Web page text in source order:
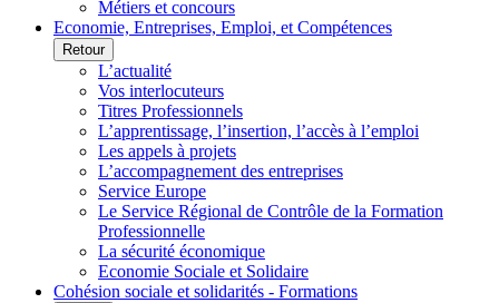
Métiers et concours
Economie, Entreprises, Emploi, et Compétences
Retour
L’actualité
Vos interlocuteurs
Titres Professionnels
L’apprentissage, l’insertion, l’accès à l’emploi
Les appels à projets
L’accompagnement des entreprises
Service Europe
Le Service Régional de Contrôle de la Formation
Professionnelle
La sécurité économique
Economie Sociale et Solidaire
Cohésion sociale et solidarités - Formations